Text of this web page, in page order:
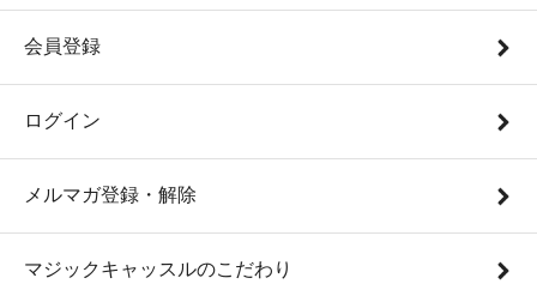
会員登録
ログイン
メルマガ登録・解除
マジックキャッスルのこだわり